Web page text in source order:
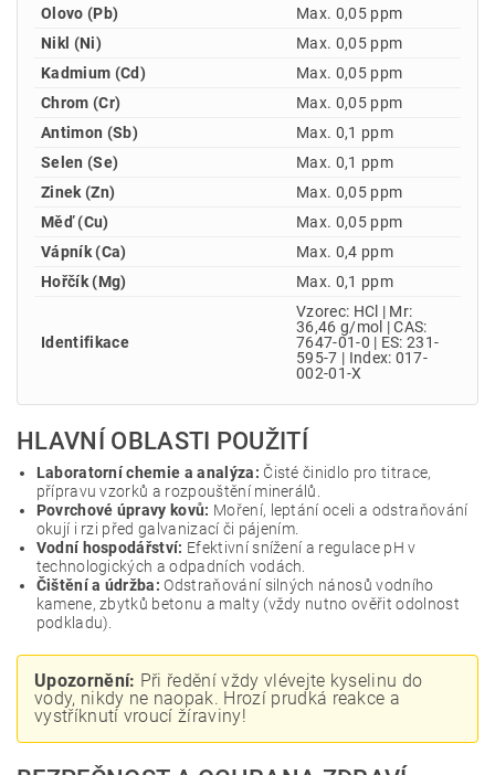
Olovo (Pb)
Max. 0,05 ppm
Nikl (Ni)
Max. 0,05 ppm
Kadmium (Cd)
Max. 0,05 ppm
Chrom (Cr)
Max. 0,05 ppm
Antimon (Sb)
Max. 0,1 ppm
Selen (Se)
Max. 0,1 ppm
Zinek (Zn)
Max. 0,05 ppm
Měď (Cu)
Max. 0,05 ppm
Vápník (Ca)
Max. 0,4 ppm
Hořčík (Mg)
Max. 0,1 ppm
Identifikace
Vzorec: HCl | Mr:
36,46 g/mol | CAS:
7647-01-0 | ES: 231-
595-7 | Index: 017-
002-01-X
HLAVNÍ OBLASTI POUŽITÍ
Laboratorní chemie a analýza: Čisté činidlo pro titrace,
přípravu vzorků a rozpouštění minerálů.
Povrchové úpravy kovů: Moření, leptání oceli a odstraňování
okují i rzi před galvanizací či pájením.
Vodní hospodářství: Efektivní snížení a regulace pH v
technologických a odpadních vodách.
Čištění a údržba: Odstraňování silných nánosů vodního
kamene, zbytků betonu a malty (vždy nutno ověřit odolnost
podkladu).
Upozornění: Při ředění vždy vlévejte kyselinu do
vody, nikdy ne naopak. Hrozí prudká reakce a
vystříknutí vroucí žíraviny!